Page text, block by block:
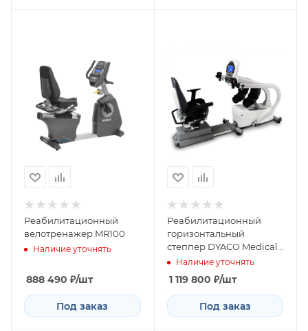
Реабилитационный
велотренажер MR100
Наличие уточнять
888 490 ₽/шт
Под заказ
Реабилитационный
горизонтальный
степпер DYACO Medical
7.5SНаличие уточнять
1 119 800 ₽/шт
Под заказ